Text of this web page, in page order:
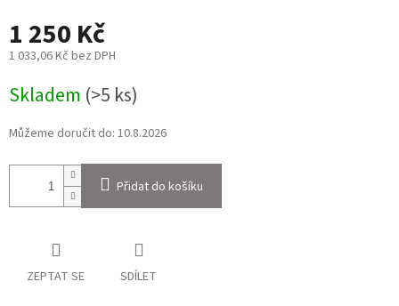
1 250 Kč
1 033,06 Kč bez DPH
cena:
Skladem (>5 ks)
Můžeme doručit do: 10.8.2026
Přidat do košíku
ZEPTAT SE SDÍLET